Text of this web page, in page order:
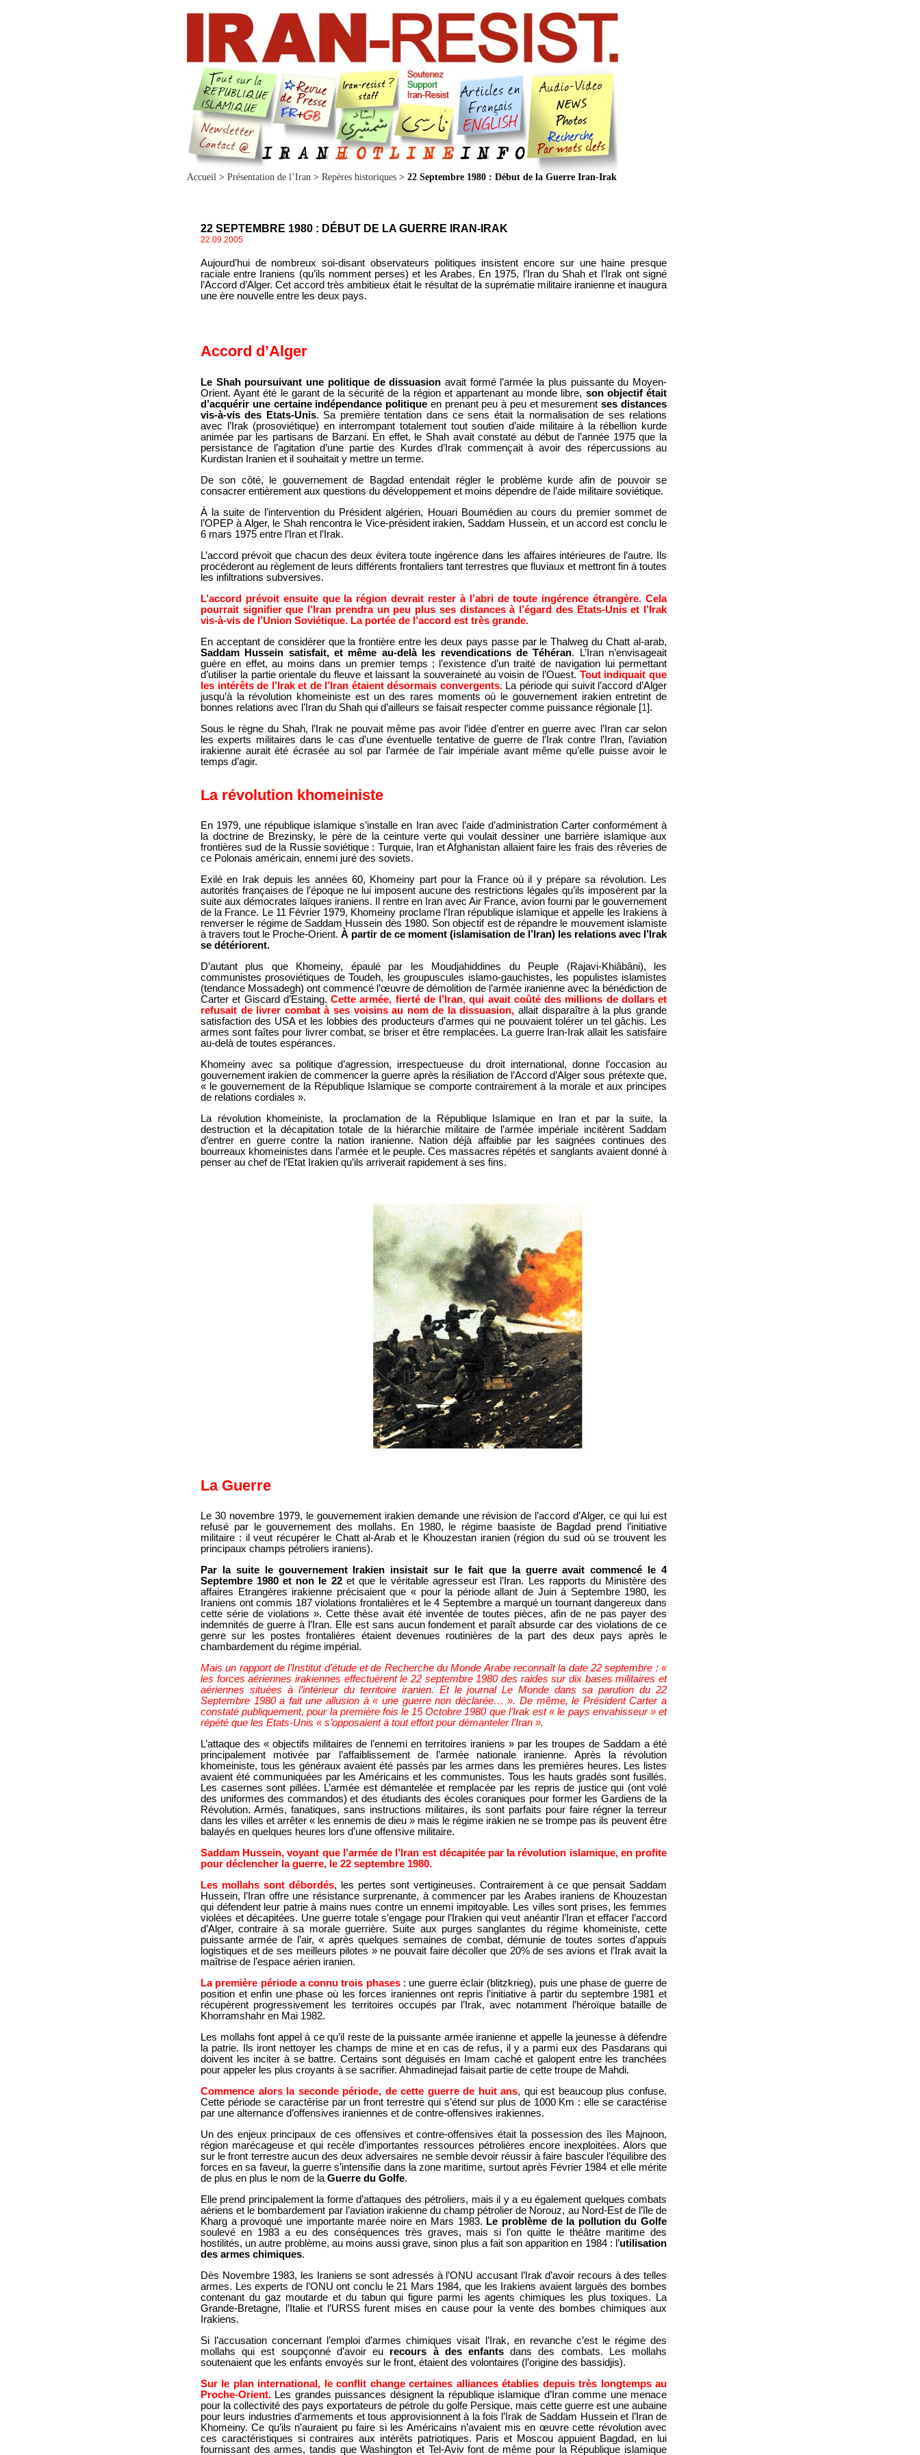
Accueil > Présentation de l’Iran > Repères historiques > 22 Septembre 1980 : Début de la Guerre Iran-Irak
22 SEPTEMBRE 1980 : DÉBUT DE LA GUERRE IRAN-IRAK
22.09.2005
Aujourd’hui de nombreux soi-disant observateurs politiques insistent encore sur une haine presque
raciale entre Iraniens (qu’ils nomment perses) et les Arabes. En 1975, l’Iran du Shah et l’Irak ont signé
l’Accord d’Alger. Cet accord très ambitieux était le résultat de la suprématie militaire iranienne et inaugura
une ère nouvelle entre les deux pays.
Accord d’Alger
Le Shah poursuivant une politique de dissuasion avait formé l’armée la plus puissante du Moyen-
Orient. Ayant été le garant de la sécurité de la région et appartenant au monde libre, son objectif était
d’acquérir une certaine indépendance politique en prenant peu à peu et mesurementses distances
vis-à-vis des Etats-Unis. Sa première tentation dans ce sens était la normalisation de ses relations
avec l’Irak (prosoviétique) en interrompant totalement tout soutien d’aide militaire à la rébellion kurde
animée par les partisans de Barzani. En effet, le Shah avait constaté au début de l’année 1975 que la
persistance de l’agitation d’une partie des Kurdes d’Irak commençait à avoir des répercussions au
Kurdistan Iranien et il souhaitait y mettre un terme.
De son côté, le gouvernement de Bagdad entendait régler le problème kurde afin de pouvoir se
consacrer entièrement aux questions du développement et moins dépendre de l’aide militaire soviétique.
À la suite de l’intervention du Président algérien, Houari Boumédien au cours du premier sommet de
l’OPEP à Alger, le Shah rencontra le Vice-président irakien, Saddam Hussein, et un accord est conclu le
6 mars 1975 entre l’Iran et l’Irak.
L’accord prévoit que chacun des deux évitera toute ingérence dans les affaires intérieures de l’autre. Ils
procéderont au règlement de leurs différents frontaliers tant terrestres que fluviaux et mettront fin à toutes
les infiltrations subversives.
L’accord prévoit ensuite que la région devrait rester à l’abri de toute ingérence étrangère. Cela
pourrait signifier que l’Iran prendra un peu plus ses distances à l’égard des Etats-Unis et l’Irak
vis-à-vis de l’Union Soviétique. La portée de l’accord est très grande.
En acceptant de considérer que la frontière entre les deux pays passe par le Thalweg du Chatt al-arab,
Saddam Hussein satisfait, et même au-delà les revendications de Téhéran. L’Iran n’envisageait
guère en effet, au moins dans un premier temps ; l’existence d’un traité de navigation lui permettant
d’utiliser la partie orientale du fleuve et laissant la souveraineté au voisin de l’Ouest. Tout indiquait que
les intérêts de l’Irak et de l’Iran étaient désormais convergents.La période qui suivit l’accord d’Alger
jusqu’à la révolution khomeiniste est un des rares moments où le gouvernement irakien entretint de
bonnes relations avec l’Iran du Shah qui d’ailleurs se faisait respecter comme puissance régionale [1].
Sous le règne du Shah, l’Irak ne pouvait même pas avoir l’idée d’entrer en guerre avec l’Iran car selon
les experts militaires dans le cas d’une éventuelle tentative de guerre de l’Irak contre l’Iran, l’aviation
irakienne aurait été écrasée au sol par l’armée de l’air impériale avant même qu’elle puisse avoir le
temps d’agir.
La révolution khomeiniste
En 1979, une république islamique s’installe en Iran avec l’aide d’administration Carter conformément à
la doctrine de Brezinsky, le père de la ceinture verte qui voulait dessiner une barrière islamique aux
frontières sud de la Russie soviétique : Turquie, Iran et Afghanistan allaient faire les frais des rêveries de
ce Polonais américain, ennemi juré des soviets.
Exilé en Irak depuis les années 60, Khomeiny part pour la France où il y prépare sa révolution. Les
autorités françaises de l’époque ne lui imposent aucune des restrictions légales qu’ils imposèrent par la
suite aux démocrates laïques iraniens. Il rentre en Iran avec Air France, avion fourni par le gouvernement
de la France. Le 11 Février 1979, Khomeiny proclame l’Iran république islamique et appelle les Irakiens à
renverser le régime de Saddam Hussein dès 1980. Son objectif est de répandre le mouvement islamiste
à travers tout le Proche-Orient. À partir de ce moment (islamisation de l’Iran) les relations avec l’Irak
se détériorent.
D’autant plus que Khomeiny, épaulé par les Moudjahiddines du Peuple (Rajavi-Khiâbâni), les
communistes prosoviétiques de Toudeh, les groupuscules islamo-gauchistes, les populistes islamistes
(tendance Mossadegh) ont commencé l’œuvre de démolition de l’armée iranienne avec la bénédiction de
Carter et Giscard d’Estaing. Cette armée, fierté de l’Iran, qui avait coûté des millions de dollars et
refusait de livrer combat à ses voisins au nom de la dissuasion, allait disparaître à la plus grande
satisfaction des USA et les lobbies des producteurs d’armes qui ne pouvaient tolérer un tel gâchis. Les
armes sont faîtes pour livrer combat, se briser et être remplacées. La guerre Iran-Irak allait les satisfaire
au-delà de toutes espérances.
Khomeiny avec sa politique d’agression, irrespectueuse du droit international, donne l’occasion au
gouvernement irakien de commencer la guerre après la résiliation de l’Accord d’Alger sous prétexte que,
« le gouvernement de la République Islamique se comporte contrairement à la morale et aux principes
de relations cordiales ».
La révolution khomeiniste, la proclamation de la République Islamique en Iran et par la suite, la
destruction et la décapitation totale de la hiérarchie militaire de l’armée impériale incitèrent Saddam
d’entrer en guerre contre la nation iranienne. Nation déjà affaiblie par les saignées continues des
bourreaux khomeinistes dans l’armée et le peuple. Ces massacres répétés et sanglants avaient donné à
penser au chef de l’Etat Irakien qu’ils arriverait rapidement à ses fins.
La Guerre
Le 30 novembre 1979, le gouvernement irakien demande une révision de l’accord d’Alger, ce qui lui est
refusé par le gouvernement des mollahs. En 1980, le régime baasiste de Bagdad prend l’initiative
militaire : il veut récupérer le Chatt al-Arab et le Khouzestan iranien (région du sud où se trouvent les
principaux champs pétroliers iraniens).
Par la suite le gouvernement Irakien insistait sur le fait que la guerre avait commencé le 4
Septembre 1980 et non le 22et que le véritable agresseur est l’Iran. Les rapports du Ministère des
affaires Etrangères irakienne précisaient que « pour la période allant de Juin à Septembre 1980, les
Iraniens ont commis 187 violations frontalières et le 4 Septembre a marqué un tournant dangereux dans
cette série de violations ». Cette thèse avait été inventée de toutes pièces, afin de ne pas payer des
indemnités de guerre à l’Iran. Elle est sans aucun fondement et paraît absurde car des violations de ce
genre sur les postes frontalières étaient devenues routinières de la part des deux pays après le
chambardement du régime impérial.
Mais un rapport de l’Institut d’étude et de Recherche du Monde Arabe reconnaît la date 22 septembre : «
les forces aériennes irakiennes effectuèrent le 22 septembre 1980 des raides sur dix bases militaires et
aériennes situées à l’intérieur du territoire iranien. Et le journal Le Monde dans sa parution du 22
Septembre 1980 a fait une allusion à « une guerre non déclarée… ». De même, le Président Carter a
constaté publiquement, pour la première fois le 15 Octobre 1980 que l’Irak est « le pays envahisseur » et
répété que les Etats-Unis « s’opposaient à tout effort pour démanteler l’Iran ».
L’attaque des « objectifs militaires de l’ennemi en territoires iraniens » par les troupes de Saddam a été
principalement motivée par l’affaiblissement de l’armée nationale iranienne. Après la révolution
khomeiniste, tous les généraux avaient été passés par les armes dans les premières heures. Les listes
avaient été communiquées par les Américains et les communistes. Tous les hauts gradés sont fusillés.
Les casernes sont pillées. L’armée est démantelée et remplacée par les repris de justice qui (ont volé
des uniformes des commandos) et des étudiants des écoles coraniques pour former les Gardiens de la
Révolution. Armés, fanatiques, sans instructions militaires, ils sont parfaits pour faire régner la terreur
dans les villes et arrêter « les ennemis de dieu » mais le régime irakien ne se trompe pas ils peuvent être
balayés en quelques heures lors d’une offensive militaire.
Saddam Hussein, voyant que l’armée de l’Iran est décapitée par la révolution islamique, en profite
pour déclencher la guerre, le 22 septembre 1980.
Les mollahs sont débordés, les pertes sont vertigineuses. Contrairement à ce que pensait Saddam
Hussein, l’Iran offre une résistance surprenante, à commencer par les Arabes iraniens de Khouzestan
qui défendent leur patrie à mains nues contre un ennemi impitoyable. Les villes sont prises, les femmes
violées et décapitées. Une guerre totale s’engage pour l’Irakien qui veut anéantir l’Iran et effacer l’accord
d’Alger, contraire à sa morale guerrière. Suite aux purges sanglantes du régime khomeiniste, cette
puissante armée de l’air, « après quelques semaines de combat, démunie de toutes sortes d’appuis
logistiques et de ses meilleurs pilotes » ne pouvait faire décoller que 20% de ses avions et l’Irak avait la
maîtrise de l’espace aérien iranien.
La première période a connu trois phases: une guerre éclair (blitzkrieg), puis une phase de guerre de
position et enfin une phase où les forces iraniennes ont repris l’initiative à partir du septembre 1981 et
récupèrent progressivement les territoires occupés par l’Irak, avec notamment l’héroïque bataille de
Khorramshahr en Mai 1982.
Les mollahs font appel à ce qu’il reste de la puissante armée iranienne et appelle la jeunesse à défendre
la patrie. Ils iront nettoyer les champs de mine et en cas de refus, il y a parmi eux des Pasdarans qui
doivent les inciter à se battre. Certains sont déguisés en Imam caché et galopent entre les tranchées
pour appeler les plus croyants à se sacrifier. Ahmadinejad faisait partie de cette troupe de Mahdi.
Commence alors la seconde période, de cette guerre de huit ans, qui est beaucoup plus confuse.
Cette période se caractérise par un front terrestre qui s’étend sur plus de 1000 Km : elle se caractérise
par une alternance d’offensives iraniennes et de contre-offensives irakiennes.
Un des enjeux principaux de ces offensives et contre-offensives était la possession des îles Majnoon,
région marécageuse et qui recèle d’importantes ressources pétrolières encore inexploitées. Alors que
sur le front terrestre aucun des deux adversaires ne semble devoir réussir à faire basculer l’équilibre des
forces en sa faveur, la guerre s’intensifie dans la zone maritime, surtout après Février 1984 et elle mérite
de plus en plus le nom de laGuerre du Golfe.
Elle prend principalement la forme d’attaques des pétroliers, mais il y a eu également quelques combats
aériens et le bombardement par l’aviation irakienne du champ pétrolier de Norouz, au Nord-Est de l’île de
Kharg a provoqué une importante marée noire en Mars 1983. Le problème de la pollution du Golfe
soulevé en 1983 a eu des conséquences très graves, mais si l’on quitte le théâtre maritime des
hostilités, un autre problème, au moins aussi grave, sinon plus a fait son apparition en 1984 : l’utilisation
des armes chimiques.
Dès Novembre 1983, les Iraniens se sont adressés à l’ONU accusant l’Irak d’avoir recours à des telles
armes. Les experts de l’ONU ont conclu le 21 Mars 1984, que les Irakiens avaient largués des bombes
contenant du gaz moutarde et du tabun qui figure parmi les agents chimiques les plus toxiques. La
Grande-Bretagne, l’Italie et l’URSS furent mises en cause pour la vente des bombes chimiques aux
Irakiens.
Si l’accusation concernant l’emploi d’armes chimiques visait l’Irak, en revanche c’est le régime des
mollahs qui est soupçonné d’avoir eu recours à des enfantsdans des combats. Les mollahs
soutenaient que les enfants envoyés sur le front, étaient des volontaires (l’origine des bassidjis).
Sur le plan international, le conflit change certaines alliances établies depuis très longtemps au
Proche-Orient. Les grandes puissances désignent la république islamique d’Iran comme une menace
pour la collectivité des pays exportateurs de pétrole du golfe Persique, mais cette guerre est une aubaine
pour leurs industries d’armements et tous approvisionnent à la fois l’Irak de Saddam Hussein et l’Iran de
Khomeiny. Ce qu’ils n’auraient pu faire si les Américains n’avaient mis en œuvre cette révolution avec
ces caractéristiques si contraires aux intérêts patriotiques. Paris et Moscou appuient Bagdad, en lui
fournissant des armes, tandis que Washington et Tel-Aviv font de même pour la République islamique